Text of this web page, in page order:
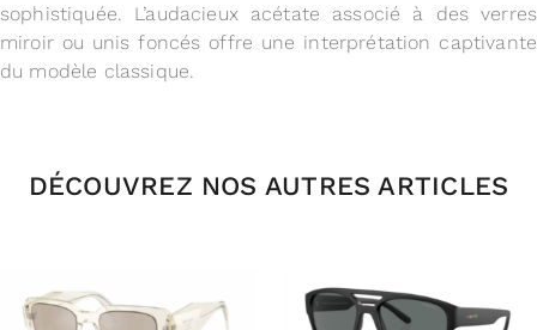
sophistiquée. L’audacieux acétate associé à des verres
miroir ou unis foncés offre une interprétation captivante
du modèle classique.
DÉCOUVREZ NOS AUTRES ARTICLES